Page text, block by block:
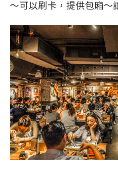
～可以刷卡，提供包廂～